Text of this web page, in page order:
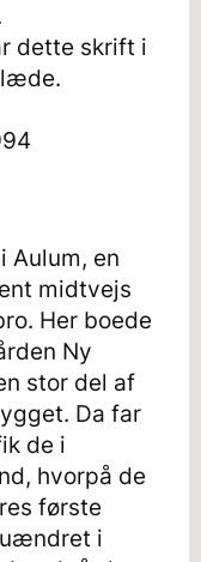
dette skrift i
en
midtvejs
Her boede
Ny
stor del af
Da far
de i
hvorpå de
første
i